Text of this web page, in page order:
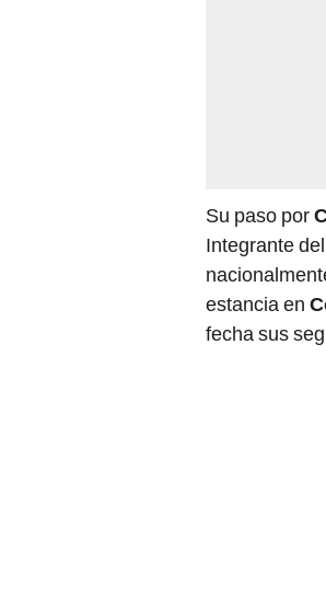
Su paso por
Integrante
estancia en
fecha sus